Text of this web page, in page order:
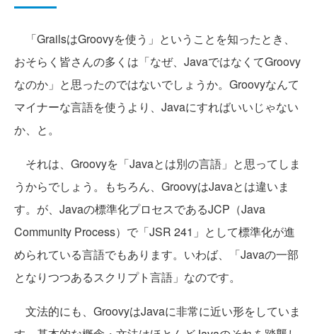
「GrailsはGroovyを使う」ということを知ったとき、
おそらく皆さんの多くは「なぜ、JavaではなくてGroovy
なのか」と思ったのではないでしょうか。Groovyなんて
マイナーな言語を使うより、Javaにすればいいじゃない
か、と。
それは、Groovyを「Javaとは別の言語」と思ってしま
うからでしょう。もちろん、GroovyはJavaとは違いま
す。が、Javaの標準化プロセスであるJCP（Java
Community Process）で「JSR 241」として標準化が進
められている言語でもあります。いわば、「Javaの一部
となりつつあるスクリプト言語」なのです。
文法的にも、GroovyはJavaに非常に近い形をしていま